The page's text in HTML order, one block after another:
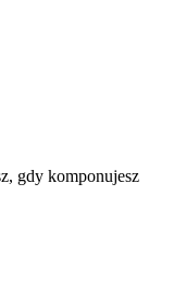
gdy komponujesz